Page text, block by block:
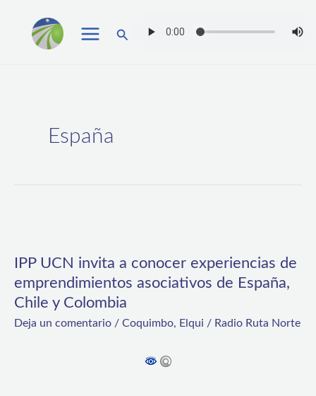
Buscar
España
IPP UCN invita a conocer experiencias de
emprendimientos asociativos de España,
Chile y Colombia
Deja un comentario / Coquimbo, Elqui / Radio Ruta Norte
invita